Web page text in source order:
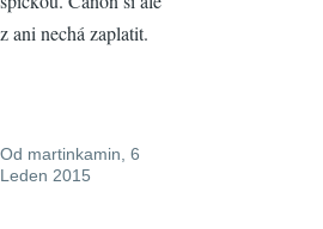
z ani nechá zaplatit.
Od martinkamin , 6
Leden 2015